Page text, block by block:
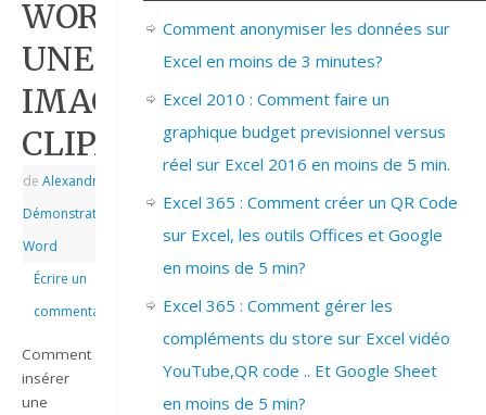
WORD_2007_INSERER
UNE
IMAGE
CLIPART
deAlexandre
Démonstrations
Word
Écrire un
commentaire
Comment
insérer
une
Comment anonymiser les données sur
Excel en moins de 3 minutes?
Excel 2010 : Comment faire un
graphique budget previsionnel versus
réel sur Excel 2016 en moins de 5 min.
Excel 365 : Comment créer un QR Code
sur Excel, les outils Offices et Google
en moins de 5 min?
Excel 365 : Comment gérer les
compléments du store sur Excel vidéo
YouTube,QR code .. Et Google Sheet
en moins de 5 min?